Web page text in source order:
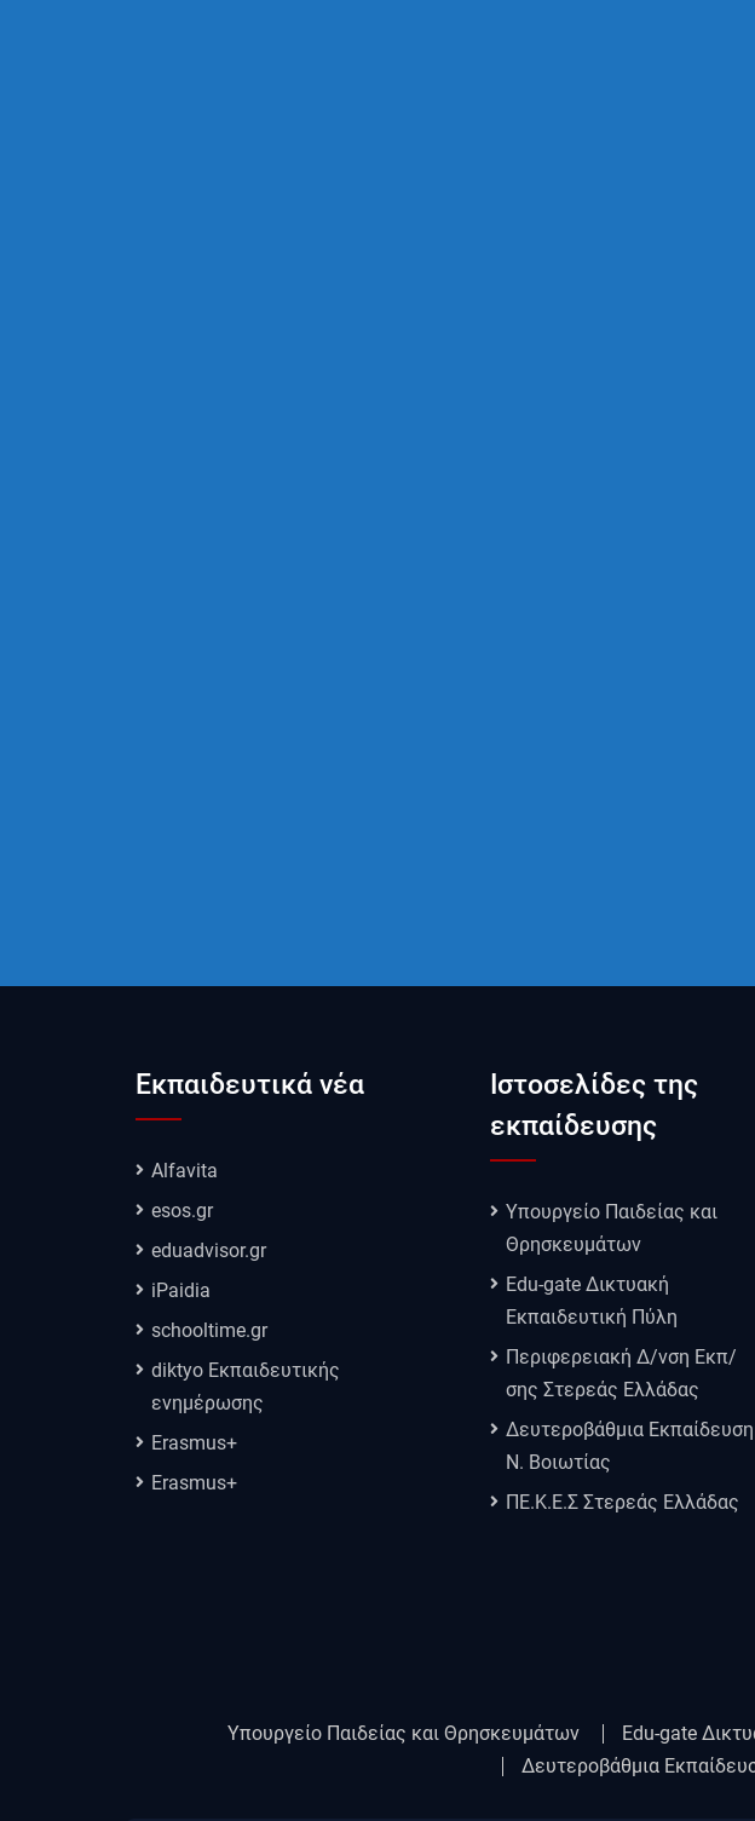
Εκπαιδευτικά νέα
Alfavita
esos.gr
eduadvisor.gr
iPaidia
schooltime.gr
diktyo Εκπαιδευτικής
ενημέρωσης
Erasmus+
Erasmus+
Ιστοσελίδες της
εκπαίδευσης
Υπουργείο Παιδείας και
Θρησκευμάτων
Edu-gate Δικτυακή
Εκπαιδευτική Πύλη
Περιφερειακή Δ/νση Εκπ/
σης Στερεάς Ελλάδας
Δευτεροβάθμια Εκπαίδευση
Ν. Βοιωτίας
ΠΕ.Κ.Ε.Σ Στερεάς Ελλάδας
Υπουργείο Παιδείας και Θρησκευμάτων Edu-gate
Δευτεροβάθμια